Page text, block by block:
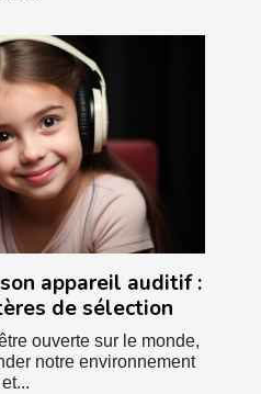
appareil auditif :
de sélection
ouverte sur le monde,
notre environnement
et...